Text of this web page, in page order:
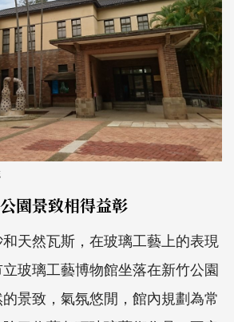
園景致相得益彰
天然瓦斯，在玻璃工藝上的表現
玻璃工藝博物館坐落在新竹公園
景致，氣氛悠閒，館內規劃為常